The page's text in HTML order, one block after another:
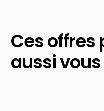
Ces offres
aussi